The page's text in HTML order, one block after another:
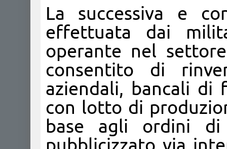
La successiva e
effettuata dai
operante nel
consentito di
aziendali, bancali
con lotto di
base agli ordini di
pubblicizzato via